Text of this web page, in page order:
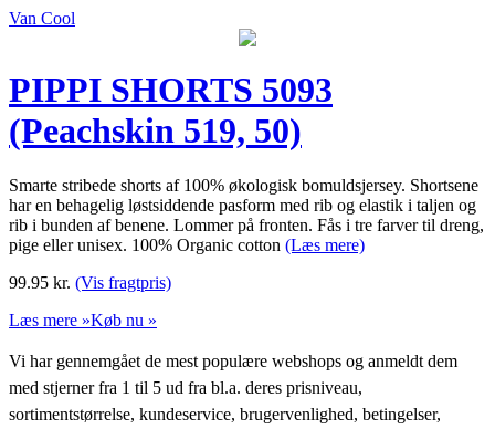
Van Cool
PIPPI SHORTS 5093
(Peachskin 519, 50)
Smarte stribede shorts af 100% økologisk bomuldsjersey. Shortsene
har en behagelig løstsiddende pasform med rib og elastik i taljen og
rib i bunden af benene. Lommer på fronten. Fås i tre farver til dreng,
pige eller unisex. 100% Organic cotton (Læs mere)
99.95 kr. (Vis fragtpris)
Læs mere »Køb nu »
Vi har gennemgået de mest populære webshops og anmeldt dem
med stjerner fra 1 til 5 ud fra bl.a. deres prisniveau,
sortimentstørrelse, kundeservice, brugervenlighed, betingelser,